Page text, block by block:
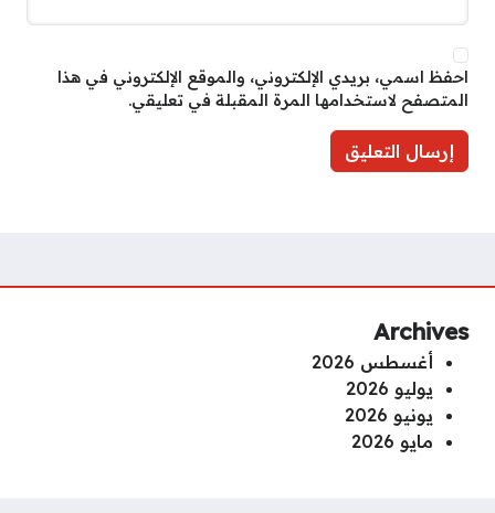
احفظ اسمي، بريدي الإلكتروني، والموقع الإلكتروني في هذا
المتصفح لاستخدامها المرة المقبلة في تعليقي.
Archives
أغسطس 2026
يوليو 2026
يونيو 2026
مايو 2026